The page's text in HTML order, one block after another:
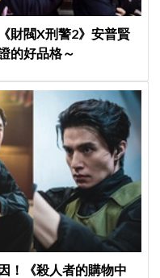
財閥X刑警2》安普賢
的好品格～
！《殺人者的購物中